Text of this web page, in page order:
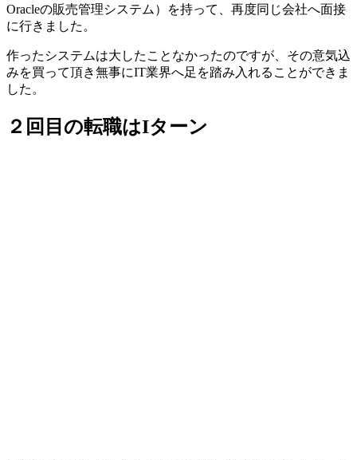
Oracleの販売管理システム）
を持って、再度同じ会社へ面接
に行きました。
作ったシステムは大したことなかったのですが、その意気込
みを買って頂き無事にIT業界へ足を踏み入れることができま
した 。
２回目の転職はIターン